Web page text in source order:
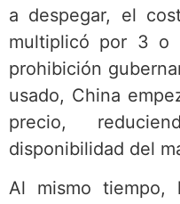
a despegar, el
multiplicó por 3 o
prohibición
usado, China
precio,
disponibilidad del
Al mismo tiempo,